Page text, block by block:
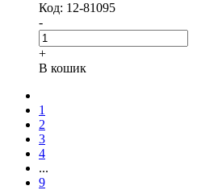
Код: 12-81095
-
+
В кошик
1
2
3
4
...
9